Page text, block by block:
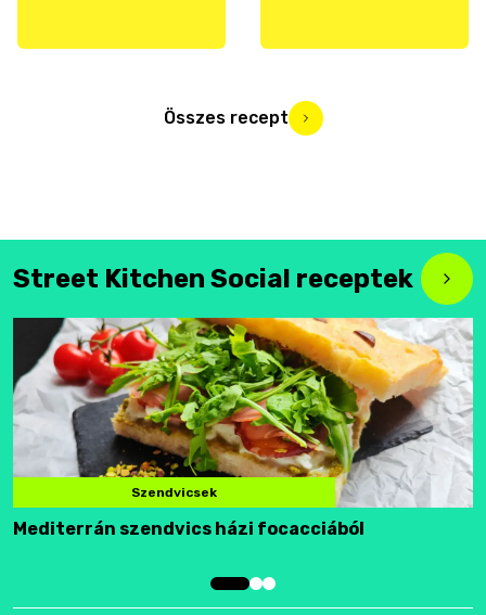
Összes recept
Street Kitchen Social receptek
Szendvicsek
Mediterrán szendvics házi focacciából